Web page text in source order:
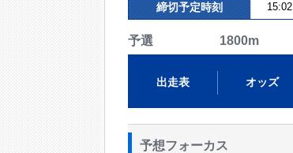
締切予定時刻 15:02
予選 1800m
出走表 オッズ
予想フォーカス